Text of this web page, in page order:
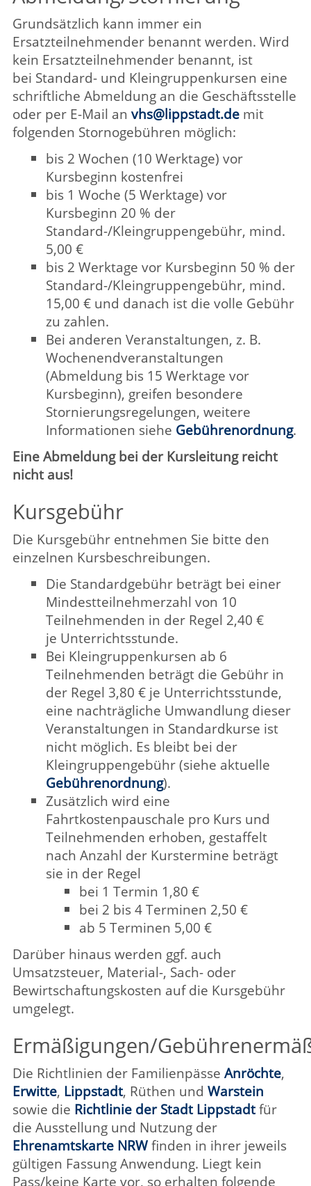
Kursbeginn), greifen besondere
Stornierungsregelungen, weitere
Informationen siehe Gebührenordnung.
Eine Abmeldung bei der Kursleitung reicht
nicht aus!
Kursgebühr
Die Kursgebühr entnehmen Sie bitte den
einzelnen Kursbeschreibungen.
Die Standardgebühr beträgt bei einer
Mindestteilnehmerzahl von 10
Teilnehmenden in der Regel 2,40 €
je Unterrichtsstunde.
Bei Kleingruppenkursen ab 6
Teilnehmenden beträgt die Gebühr in
der Regel 3,80 € je Unterrichtsstunde,
eine nachträgliche Umwandlung dieser
Veranstaltungen in Standardkurse ist
nicht möglich. Es bleibt bei der
Kleingruppengebühr (siehe aktuelle
Gebührenordnung).
Zusätzlich wird eine
Fahrtkostenpauschale pro Kurs und
Teilnehmenden erhoben, gestaffelt
nach Anzahl der Kurstermine beträgt
sie in der Regel
bei 1 Termin 1,80 €
ab 5 Terminen 5,00 €
Darüber hinaus werden ggf. auch
Bewirtschaftungskosten auf die Kursgebühr
umgelegt.
Ermäßigungen/Gebührenermäßigung
Die Richtlinien der FamilienpässeAnröchte,
Erwitte,Lippstadt, Rüthen undWarstein
sowie dieRichtlinie der Stadt Lippstadt
für
die Ausstellung und Nutzung der
Ehrenamtskarte NRWfinden in ihrer jeweils
gültigen Fassung Anwendung. Liegt kein
Pass/keine Karte vor, so erhalten folgende
Personengruppen 25 % Ermäßigung, soweit
die Standardgebühr 20,00 € überschreitet:
Empfänger von Leistungen nach SGB II
oder SGB XII
Empfänger von BAföG
Empfänger von Wohngeld
GEZ-Befreiungen
Entsprechende Nachweise sind bis
spätestens 1 Werktag vor Kursbeginn in der
Geschäftsstelle einzureichen.
Bezahlung
Bei der Online-Anmeldung bzw. auf dem
Anmeldeformularerteilen Sie uns durch
Angabe Ihrer Bankverbindung und Ihrer
Unterschrift ein SEPA-Lastschriftmandat, um
die Gebühren auf Grundlage der
Gebührenordnungder VHS Lippstadt für Ihre
VHS Veranstaltungen von Ihrem Konto
abbuchen zu lassen.
Hinweis: In der Regel erfolgt die Abbuchung
frühestens nach dem ersten Kurstag. Für
Einzel- und
Sonderveranstaltungen, Wochenendseminare,
Bildungsurlaube, Exkursionen und
Studienreisen gelten besondere Fälligkeiten.
Sechs Werktage vor der Abbuchung von
Ihrem Konto werden Sie von uns über die
Fälligkeit und Höhe des abzubuchenden
Betrages per Mail oder schriftlich informiert
(Pre-Notification).